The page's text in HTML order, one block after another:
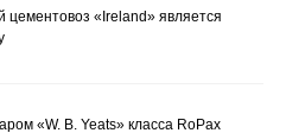
«Ireland» является
«W. B. Yeats» класса RoPax